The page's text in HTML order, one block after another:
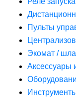
Пульты
Экомат /
Аксессуары